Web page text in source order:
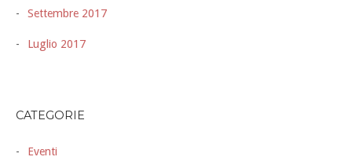
Settembre 2017
Luglio 2017
CATEGORIE
Eventi